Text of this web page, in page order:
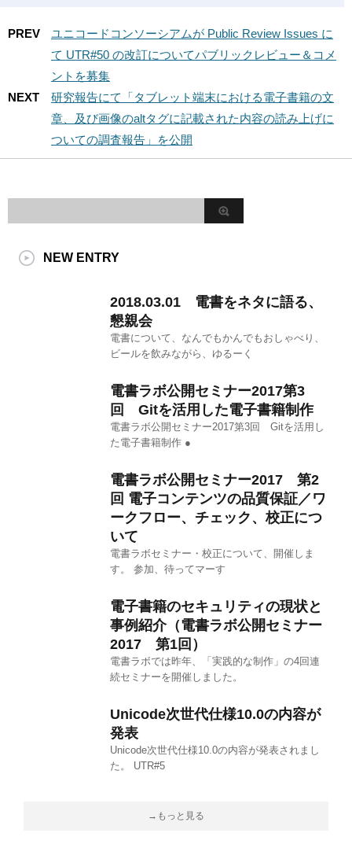
PREV
ユニコードコンソーシアムが Public Review Issues に
て UTR#50 の改訂についてパブリックレビュー＆コメ
ントを募集
NEXT
研究報告にて「タブレット端末における電子書籍の文
章、及び画像のaltタグに記載された内容の読み上げに
ついての調査報告」を公開
NEW ENTRY
2018.03.01 電書をネタに語る、
懇親会
電書について、なんでもかんでもおしゃべり、
ビールを飲みながら、ゆるーく
電書ラボ公開セミナー2017第3
回 Gitを活用した電子書籍制作
電書ラボ公開セミナー2017第3回 Gitを活用し
た電子書籍制作 ●
電書ラボ公開セミナー2017 第2
回 電子コンテンツの品質保証／ワ
ークフロー、チェック、校正につ
いて
電書ラボセミナー・校正について、開催しま
す。 参加、待ってマーす
電子書籍のセキュリティの現状と
事例紹介（電書ラボ公開セミナー
2017 第1回）
電書ラボでは昨年、「実践的な制作」の4回連
続セミナーを開催しました。
Unicode次世代仕様10.0の内容が
発表
Unicode次世代仕様10.0の内容が発表されまし
た。 UTR#5
→もっと見る